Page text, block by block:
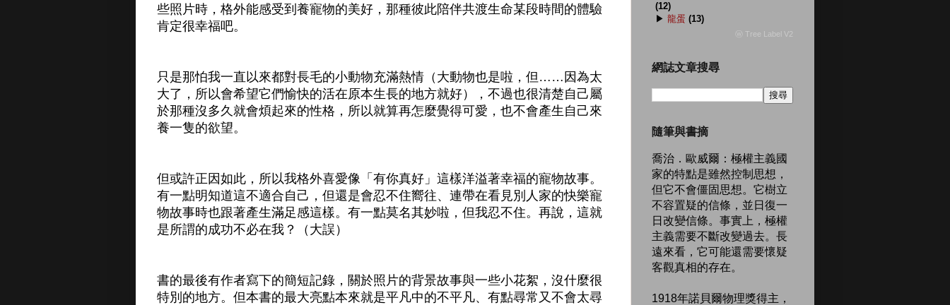
些照片時，格外能感受到養寵物的美好，那種彼此陪伴共渡生命某段時間的體驗
肯定很幸福吧。
只是那怕我一直以來都對長毛的小動物充滿熱情（大動物也是啦，但……因為太
大了，所以會希望它們愉快的活在原本生長的地方就好），不過也很清楚自己屬
於那種沒多久就會煩起來的性格，所以就算再怎麼覺得可愛，也不會產生自己來
養一隻的欲望。
但或許正因如此，所以我格外喜愛像「有你真好」這樣洋溢著幸福的寵物故事。
有一點明知道這不適合自己，但還是會忍不住嚮往、連帶在看見別人家的快樂寵
物故事時也跟著產生滿足感這樣。有一點莫名其妙啦，但我忍不住。再說，這就
是所謂的成功不必在我？（大誤）
書的最後有作者寫下的簡短記錄，關於照片的背景故事與一些小花絮，沒什麼很
特別的地方。但本書的最大亮點本來就是平凡中的不平凡、有點尋常又不會太尋
(12)
▶ 龍蛋 (13)
ⓦ Tree Label V2
網誌文章搜尋
隨筆與書摘
喬治．歐威爾：極權主義國
家的特點是雖然控制思想，
但它不會僵固思想。它樹立
不容置疑的信條，並日復一
日改變信條。事實上，極權
主義需要不斷改變過去。長
遠來看，它可能還需要懷疑
客觀真相的存在。
1918年諾貝爾物理獎得主，